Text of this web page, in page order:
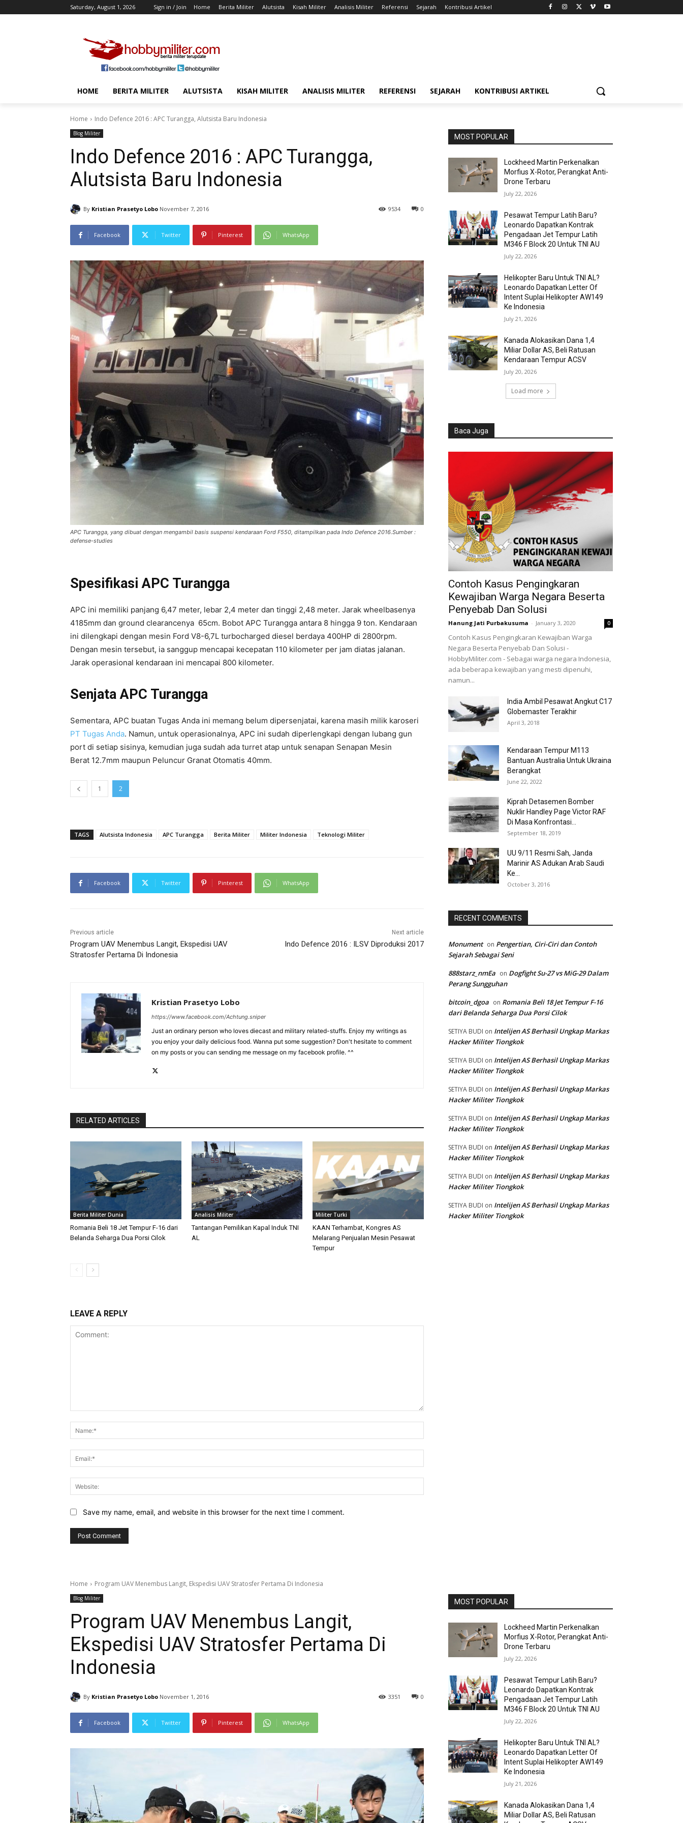
Saturday, August 1, 2026 Sign in / Join Home Berita Militer Alutsista Kisah Militer Analisis Militer Referensi Sejarah Kontribusi Artikel
HOME BERITA MILITER ALUTSISTA KISAH MILITER ANALISIS MILITER REFERENSI SEJARAH KONTRIBUSI ARTIKEL
Home Indo Defence 2016 : APC Turangga, Alutsista Baru Indonesia
Blog Militer
Indo Defence 2016 : APC Turangga,
Alutsista Baru Indonesia
By Kristian Prasetyo Lobo November 7, 2016 0
9534
Facebook Twitter Pinterest WhatsApp
APC Turangga, yang dibuat dengan mengambil basis suspensi kendaraan Ford F550, ditampilkan pada Indo Defence 2016.Sumber :
defense-studies
Spesifikasi APC Turangga
APC ini memiliki panjang 6,47 meter, lebar 2,4 meter dan tinggi 2,48 meter. Jarak wheelbasenya
4185mm dan ground clearancenya 65cm. Bobot APC Turangga antara 8 hingga 9 ton. Kendaraan
ini dilengkapi dengan mesin Ford V8-6,7L turbocharged diesel berdaya 400HP di 2800rpm.
Dengan mesin tersebut, ia sanggup mencapai kecepatan 110 kilometer per jam diatas jalanan.
Jarak operasional kendaraan ini mencapai 800 kilometer.
Senjata APC Turangga
Sementara, APC buatan Tugas Anda ini memang belum dipersenjatai, karena masih milik karoseri
PT Tugas Anda. Namun, untuk operasionalnya, APC ini sudah diperlengkapi dengan lubang gun
port di setiap sisinya, kemudian juga sudah ada turret atap untuk senapan Senapan Mesin
Berat 12.7mm maupun Peluncur Granat Otomatis 40mm.
1 2
TAGS Alutsista Indonesia APC Turangga Berita Militer Militer Indonesia Teknologi Militer
Facebook Twitter Pinterest WhatsApp
Previous article
Program UAV Menembus Langit, Ekspedisi UAV
Stratosfer Pertama Di Indonesia
Next article
Indo Defence 2016 : ILSV Diproduksi 2017
Kristian Prasetyo Lobo
https://www.facebook.com/Achtung.sniper
Just an ordinary person who loves diecast and military related-stuffs. Enjoy my writings as
you enjoy your daily delicious food. Wanna put some suggestion? Don't hesitate to comment
on my posts or you can sending me message on my facebook profile. ^^
RELATED ARTICLES
Berita Militer Dunia
Romania Beli 18 Jet Tempur F-16 dari
Belanda Seharga Dua Porsi Cilok
Analisis Militer
Tantangan Pemilikan Kapal Induk TNI
AL
Militer Turki
KAAN Terhambat, Kongres AS
Melarang Penjualan Mesin Pesawat
Tempur
LEAVE A REPLY
Save my name, email, and website in this browser for the next time I comment.
MOST POPULAR
Lockheed Martin Perkenalkan
Morfius X-Rotor, Perangkat Anti-
Drone Terbaru
July 22, 2026
Pesawat Tempur Latih Baru?
Leonardo Dapatkan Kontrak
Pengadaan Jet Tempur Latih
M346 F Block 20 Untuk TNI AU
July 22, 2026
Helikopter Baru Untuk TNI AL?
Leonardo Dapatkan Letter Of
Intent Suplai Helikopter AW149
Ke Indonesia
July 21, 2026
Kanada Alokasikan Dana 1,4
Miliar Dollar AS, Beli Ratusan
Kendaraan Tempur ACSV
July 20, 2026
Load more
Baca Juga
Contoh Kasus Pengingkaran
Kewajiban Warga Negara Beserta
Penyebab Dan Solusi
Hanung Jati Purbakusuma - January 3, 2020 0
Contoh Kasus Pengingkaran Kewajiban Warga
Negara Beserta Penyebab Dan Solusi -
HobbyMiliter.com - Sebagai warga negara Indonesia,
ada beberapa kewajiban yang mesti dipenuhi,
namun...
India Ambil Pesawat Angkut C17
Globemaster Terakhir
April 3, 2018
Kendaraan Tempur M113
Bantuan Australia Untuk Ukraina
Berangkat
June 22, 2022
Kiprah Detasemen Bomber
Nuklir Handley Page Victor RAF
Di Masa Konfrontasi...
September 18, 2019
UU 9/11 Resmi Sah, Janda
Marinir AS Adukan Arab Saudi
Ke...
October 3, 2016
RECENT COMMENTS
Monument on Pengertian, Ciri-Ciri dan Contoh
Sejarah Sebagai Seni
888starz_nmEa on Dogfight Su-27 vs MiG-29 Dalam
Perang Sungguhan
bitcoin_dgoa on Romania Beli 18 Jet Tempur F-16
dari Belanda Seharga Dua Porsi Cilok
SETIYA BUDI on Intelijen AS Berhasil Ungkap Markas
Hacker Militer Tiongkok
SETIYA BUDI on Intelijen AS Berhasil Ungkap Markas
Hacker Militer Tiongkok
SETIYA BUDI on Intelijen AS Berhasil Ungkap Markas
Hacker Militer Tiongkok
SETIYA BUDI on Intelijen AS Berhasil Ungkap Markas
Hacker Militer Tiongkok
SETIYA BUDI on Intelijen AS Berhasil Ungkap Markas
Hacker Militer Tiongkok
SETIYA BUDI on Intelijen AS Berhasil Ungkap Markas
Hacker Militer Tiongkok
SETIYA BUDI on Intelijen AS Berhasil Ungkap Markas
Hacker Militer Tiongkok